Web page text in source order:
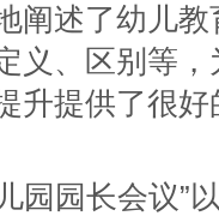
阐述了幼儿
义、区别等
升提供了很好
园园长会议”